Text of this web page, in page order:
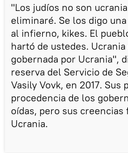
"Los judíos no son
eliminaré. Se los digo
al infierno, kikes. El
hartó de ustedes.
gobernada por Ucrania",
reserva del Servicio de
Vasily Vovk, en 2017. Sus
procedencia de los
oídas, pero sus creencias
Ucrania.